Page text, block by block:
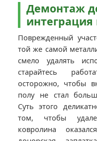
Демонтаж
интеграция
Поврежденный
той же самой
смело удалять
старайтесь
осторожно, чтобы
полу не стал
Суть этого
том, чтобы
ковролина